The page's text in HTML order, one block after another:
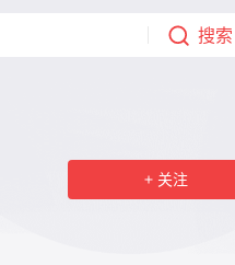
搜索
关注